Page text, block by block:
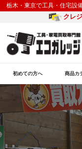
栃木・東京で工具・住宅設
クレ
初めての方へ 商品カ